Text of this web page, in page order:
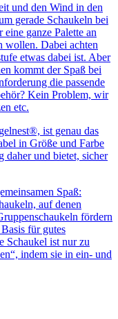
und den Wind in den
gerade Schaukeln bei
ganze Palette an
wollen. Dabei achten
etwas dabei ist. Aber
kommt der Spaß bei
die passende
Kein Problem, wir
etc.
ist genau das
in Größe und Farbe
daher und bietet, sicher
Spaß:
auf denen
fördern
für gutes
Schaukel ist nur zu
indem sie in ein- und